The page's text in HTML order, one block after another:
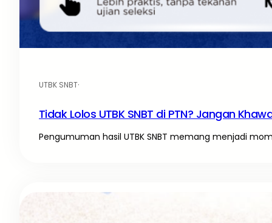
UTBK SNBT·
Tidak Lolos UTBK SNBT di PTN? Jangan
Pengumuman hasil UTBK SNBT memang menjadi